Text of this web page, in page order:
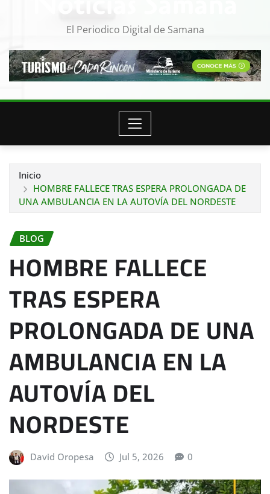
El Periodico Digital de Samana
Inicio
HOMBRE FALLECE TRAS ESPERA PROLONGADA DE
UNA AMBULANCIA EN LA AUTOVÍA DEL NORDESTE
BLOG
HOMBRE FALLECE
TRAS ESPERA
PROLONGADA DE UNA
AMBULANCIA EN LA
AUTOVÍA DEL
NORDESTE
David Oropesa Jul 5, 2026 0